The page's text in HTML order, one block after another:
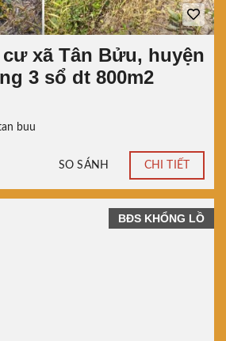
xã Tân Bửu, huyện
3 sổ dt 800m2
buu
SO SÁNH CHI TIẾT
BĐS KHỔNG LỒ